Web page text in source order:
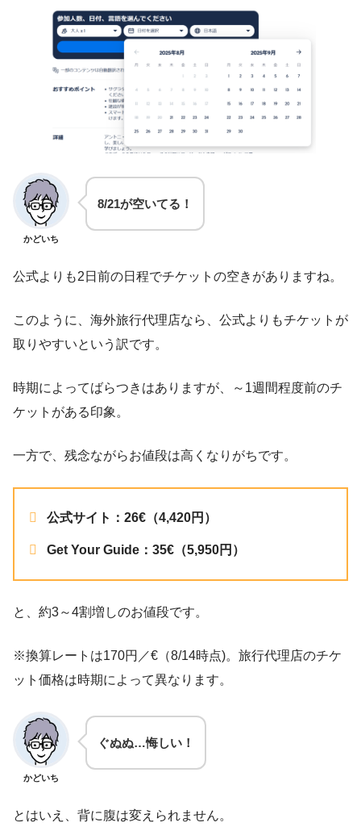
かどいち
8/21が空いてる！
公式よりも2日前の日程でチケットの空きがありますね。
このように、海外旅行代理店なら、公式よりもチケットが
取りやすいという訳です。
時期によってばらつきはありますが、～1週間程度前のチ
ケットがある印象。
一方で、残念ながらお値段は高くなりがちです。
公式サイト：26€（4,420円）
Get Your Guide：35€（5,950円）
と、約3～4割増しのお値段です。
※換算レートは170円／€（8/14時点)。旅行代理店のチケ
ット価格は時期によって異なります。
かどいち
ぐぬぬ…悔しい！
とはいえ、背に腹は変えられません。